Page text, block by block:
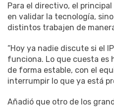
Para el directivo, el
en validar la tecnología,
distintos trabajen de
“Hoy ya nadie discute si el
funciona. Lo que cuesta es
de forma estable, con el
interrumpir lo que ya está
Añadió que otro de los